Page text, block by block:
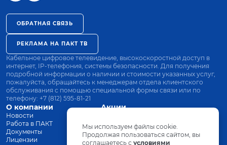
О компании
Новости
Работа в ПАКТ
Документы
Лицензии
Акции
Оплата
Оборудование
ОБРАТНАЯ СВЯЗЬ
РЕКЛАМА НА ПАКТ ТВ
Кабельное цифровое телевидение, высокоскоростной доступ в
интернет, IP-телефония, системы безопасности. Для получения
подробной информации о наличии и стоимости указанных услуг,
пожалуйста, обращайтесь к менеджерам отдела клиентского
обслуживания с помощью специальной формы связи или по
телефону: +7 (812) 595-81-21
Мы используем файлы cookie.
Продолжая пользоваться сайтом, вы
соглашаетесь с условиями